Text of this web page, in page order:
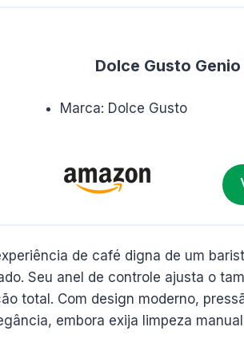
Dolce Gusto Genio
Marca: Dolce Gusto
de café digna de um
Seu anel de controle ajusta o
total. Com design moderno,
embora exija limpeza